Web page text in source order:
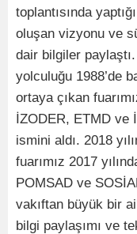
toplantısında
oluşan vizyonu ve
dair bilgiler paylaştı.
yolculuğu 1988’de
ortaya çıkan
İZODER, ETMD ve
ismini aldı. 2018
fuarımız 2017
POMSAD ve
vakıftan büyük bir
bilgi paylaşımı ve